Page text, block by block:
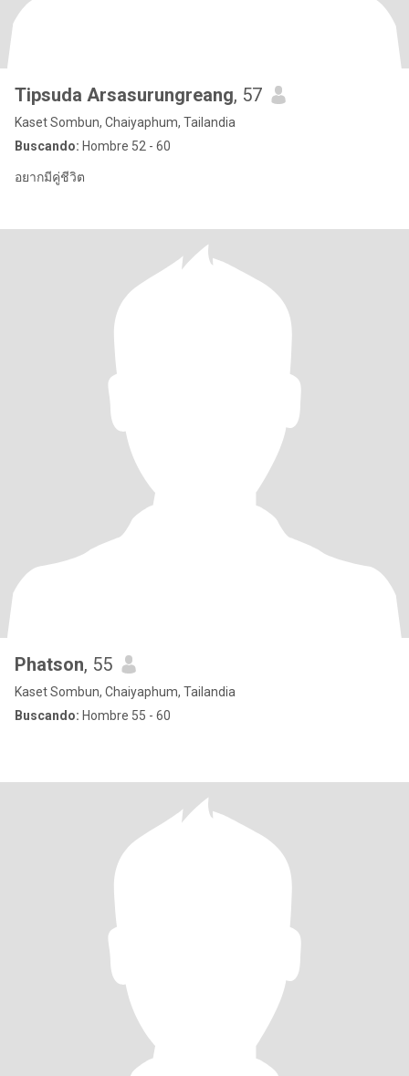
Tipsuda Arsasurungreang, 57
Kaset Sombun, Chaiyaphum, Tailandia
Buscando: Hombre 52 - 60
อยากมีคู่ชีวิต
Phatson, 55
Kaset Sombun, Chaiyaphum, Tailandia
Buscando: Hombre 55 - 60